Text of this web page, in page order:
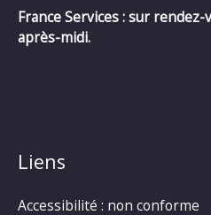
France Services : sur
après-midi.
Liens
Accessibilité : non conforme